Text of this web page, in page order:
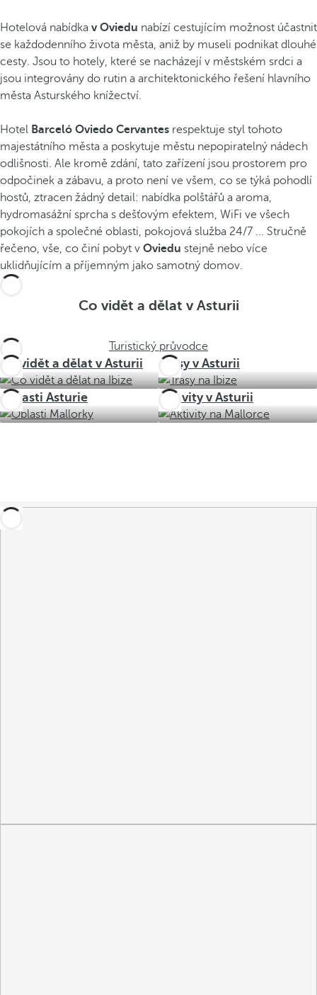
Hotelová nabídka v Oviedu nabízí cestujícím možnost účastnit
se každodenního života města, aniž by museli podnikat dlouhé
cesty. Jsou to hotely, které se nacházejí v městském srdci a
jsou integrovány do rutin a architektonického řešení hlavního
města Asturského knížectví.
Hotel Barceló Oviedo Cervantes respektuje styl tohoto
majestátního města a poskytuje městu nepopiratelný nádech
odlišnosti. Ale kromě zdání, tato zařízení jsou prostorem pro
odpočinek a zábavu, a proto není ve všem, co se týká pohodlí
hostů, ztracen žádný detail: nabídka polštářů a aroma,
hydromasážní sprcha s dešťovým efektem, WiFi ve všech
pokojích a společné oblasti, pokojová služba 24/7 ... Stručně
řečeno, vše, co činí pobyt v Oviedu stejně nebo více
uklidňujícím a příjemným jako samotný domov.
Co vidět a dělat v Asturii
Turistický průvodce
Co vidět a dělat v Asturii Trasy v Asturii
Oblasti Asturie Aktivity v Asturii